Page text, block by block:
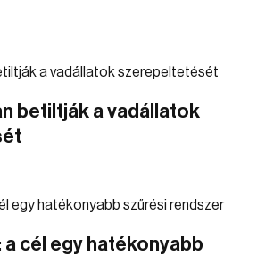
betiltják a vadállatok
a cél egy hatékonyabb